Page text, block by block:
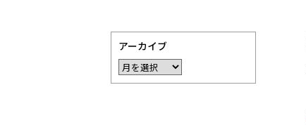
アーカイブ